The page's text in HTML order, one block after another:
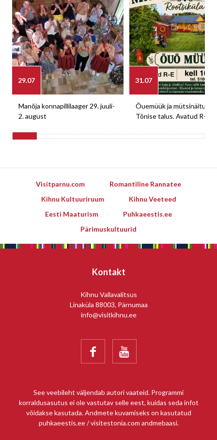
29.07
Manõja konnapillilaager 29. juuli-
2. august
31.07
Õuemüük ja mütsinäitus
Tõnise talus. Avatud R-E
Visitparnu.com
Romantiline Rannatee
Kihnu Kultuuriruum
Kihnu Veeteed
Eesti Maaturism
Puhkaeestis.ee
Pärimuskultuurid
Kontakt
Kihnu Vallavalitsus
Linaküla 88003, Pärnumaa
info@visitkihnu.ee
 
See veebileht väljendab autori vaateid. Programmi
korraldusasutus ei ole vastutav selle eest, kuidas seda infot
võidakse kasutada. Andmete kuvamiseks on kasutatud
puhkaeestis.ee / visitestonia.com andmebaasi.